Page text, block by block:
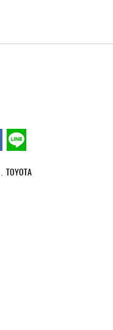
TOYOTA